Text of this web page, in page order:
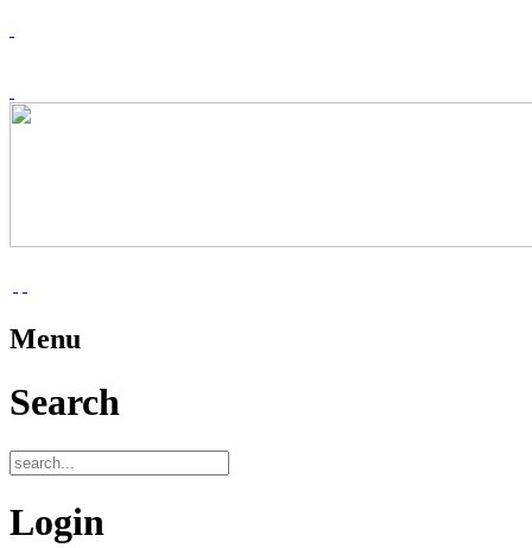
Menu
Search
Login